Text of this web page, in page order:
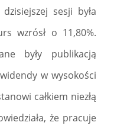
sesji była
wzrósł o 11,80%.
były publikacją
w wysokości
całkiem niezłą
że pracuje